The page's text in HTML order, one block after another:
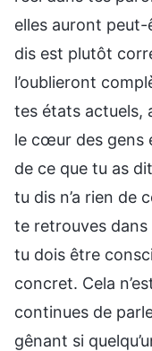
elles auront peut-
dis est plutôt
l’oublieront
tes états actuels,
le cœur des gens
de ce que tu as
tu dis n’a rien de
te retrouves
tu dois être
concret. Cela
continues de
gênant si